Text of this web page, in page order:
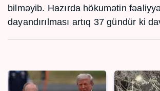
bilməyib. Hazırda hökumətin
dayandırılması artıq 37 gündür ki